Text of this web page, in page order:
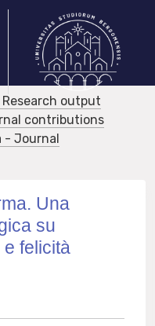
output
contributions
- Journal
Una
su
felicità